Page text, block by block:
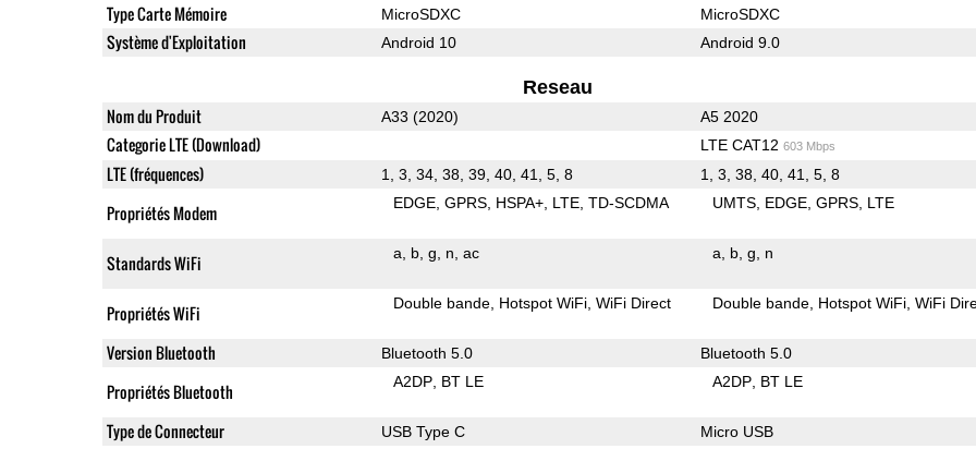
Type Carte Mémoire MicroSDXC MicroSDXC
Système d'Exploitation Android 10 Android 9.0
Reseau
Nom du Produit A33 (2020) A5 2020
Categorie LTE (Download) LTE CAT12 603 Mbps
LTE (fréquences) 1, 3, 34, 38, 39, 40, 41, 5, 8 1, 3, 38, 40, 41, 5, 8
Propriétés Modem EDGE GPRS HSPA+ LTE TD-SCDMA UMTS EDGE GPRS LTE
Standards WiFi a b g n ac a b g n
Propriétés WiFi Double bande Hotspot WiFi WiFi Direct Double bande Hotspot WiFi WiFi
Version Bluetooth Bluetooth 5.0 Bluetooth 5.0
Propriétés Bluetooth A2DP BT LE A2DP BT LE
Type de Connecteur USB Type C Micro USB